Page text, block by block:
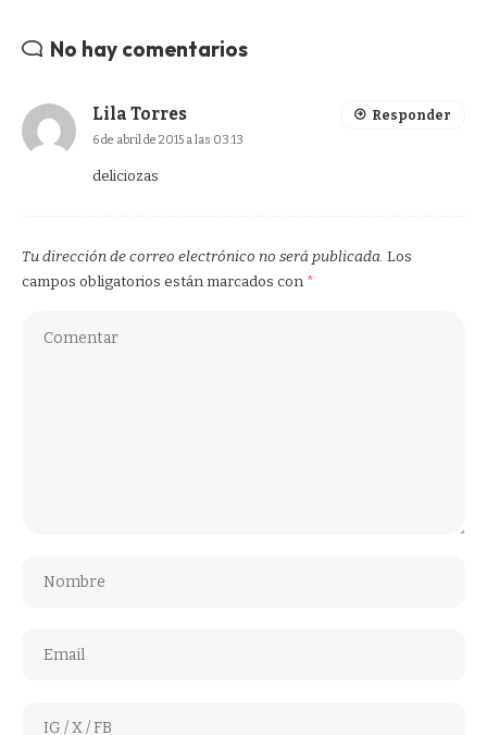
No hay comentarios
Lila Torres
6 de abril de 2015 a las 03:13
deliciozas
Responder
Tu dirección de correo electrónico no será publicada. Los
campos obligatorios están marcados con *